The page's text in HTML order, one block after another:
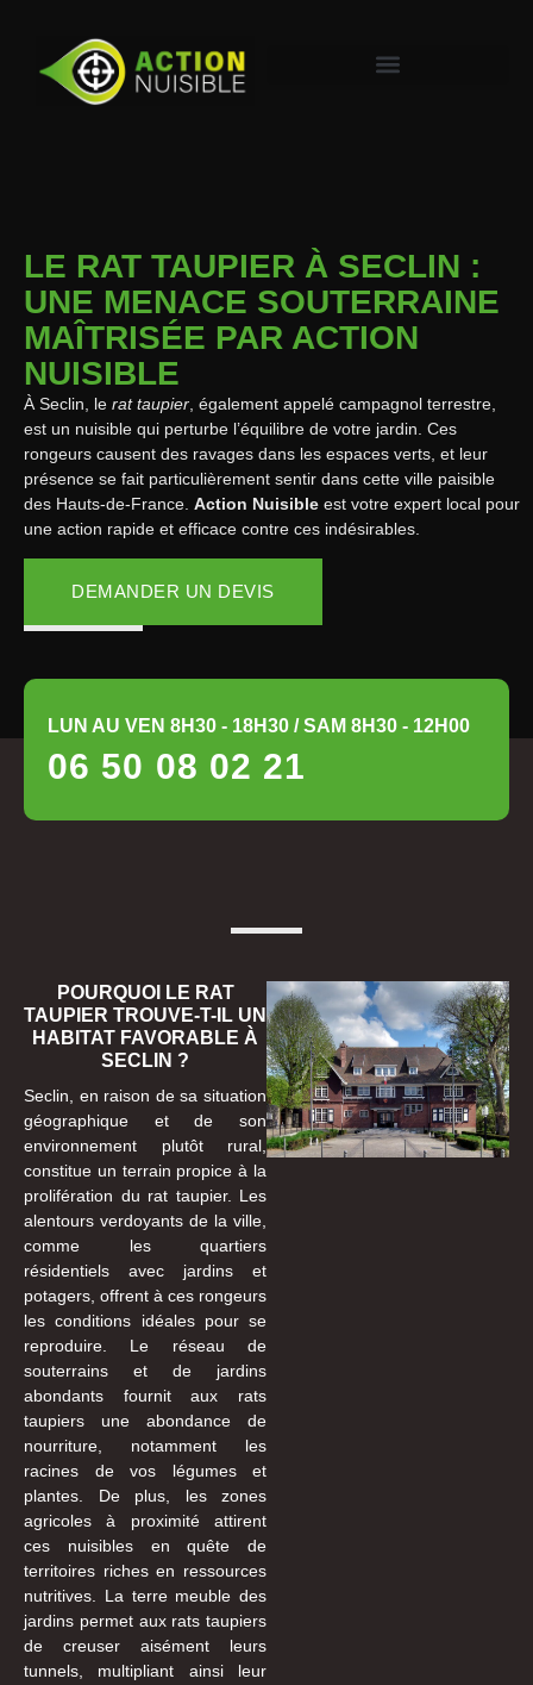
LE RAT TAUPIER À SECLIN :
UNE MENACE SOUTERRAINE
MAÎTRISÉE PAR ACTION
NUISIBLE
À Seclin, le rat taupier , également appelé campagnol terrestre,
est un nuisible qui perturbe l’équilibre de votre jardin. Ces
rongeurs causent des ravages dans les espaces verts, et leur
présence se fait particulièrement sentir dans cette ville paisible
des Hauts-de-France. Action Nuisible est votre expert local pour
une action rapide et efficace contre ces indésirables.
DEMANDER UN DEVIS
LUN AU VEN 8H30 - 18H30 / SAM 8H30 - 12H00
06 50 08 02 21
POURQUOI LE RAT
TAUPIER TROUVE-T-IL UN
HABITAT FAVORABLE À
SECLIN ?
Seclin, en raison de sa situation
géographique et de son
environnement plutôt rural,
constitue un terrain propice à la
prolifération du rat taupier. Les
alentours verdoyants de la ville,
comme les quartiers
résidentiels avec jardins et
potagers, offrent à ces rongeurs
les conditions idéales pour se
reproduire. Le réseau de
souterrains et de jardins
abondants fournit aux rats
taupiers une abondance de
nourriture, notamment les
racines de vos légumes et
plantes. De plus, les zones
agricoles à proximité attirent
ces nuisibles en quête de
territoires riches en ressources
nutritives. La terre meuble des
jardins permet aux rats taupiers
de creuser aisément leurs
tunnels, multipliant ainsi leur